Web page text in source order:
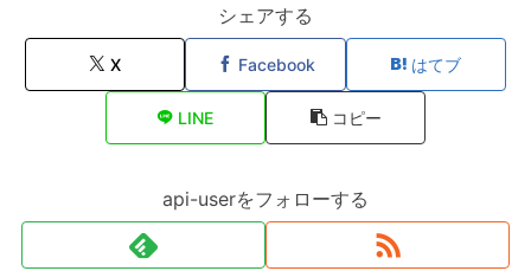
シェアする
X Facebook はてブ
LINE コピー
api-userをフォローする